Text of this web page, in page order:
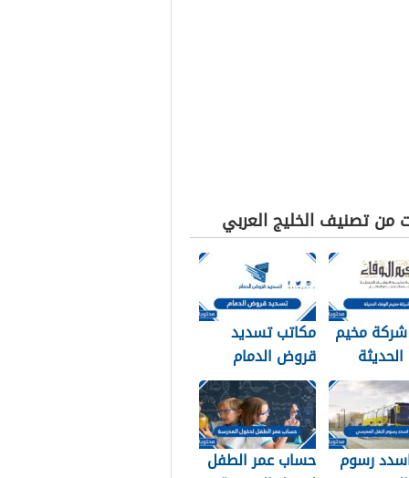
من تصنيف الخليج العربي
شركة مخيم
مكاتب تسديد
قروض الدمام
1448
رسوم
حساب عمر الطفل